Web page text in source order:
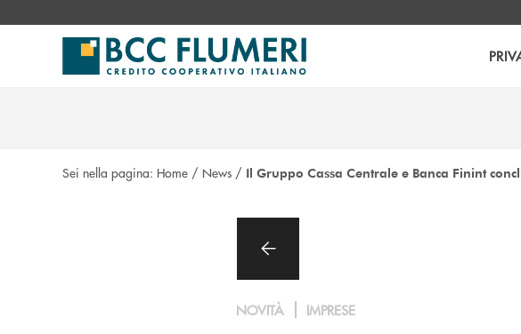
Sei nella pagina: Home / News / Il Gruppo Cassa Centrale e Banca Finint
NOVITÀ IMPRESE